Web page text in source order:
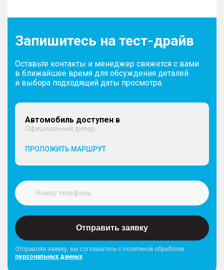
Запишитесь на тест-драйв
Оставьте контакты и менеджер свяжется с вами
в ближайшее время для обсуждения деталей
и выбора подходящий даты просмотра.
Автомобиль доступен в
Официальный дилер
ПРОЛОЖИТЬ МАРШРУТ
Отправить заявку
Отправляя заявку, вы соглашатесь с политикой обработки
персональных данных